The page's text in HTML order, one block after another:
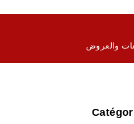
والعروض